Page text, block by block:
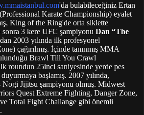
'da bulabileceğiniz Ertan
Karate Championship) eyalet
King of the Ring'de orta siklette
3 kere UFC şampiyonu Dan “The
2003 yılında ilk profesyonel
çağırılmış. İçinde tanınmış MMA
Brawl Till You Crawl
roundun 25inci saniyesinde yerde pes
başlamış. 2007 yılında,
Jijitsu şampiyonu olmuş. Midwest
Quest Extreme Fighting, Danger Zone,
Total Fight Challange gibi önemli